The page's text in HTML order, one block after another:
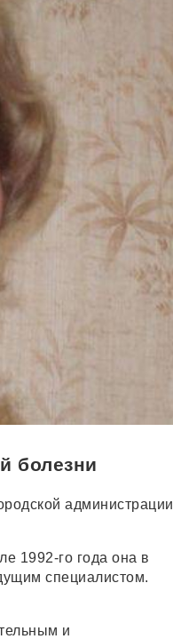
болезни
администрации
1992-го года она в
специалистом.
и